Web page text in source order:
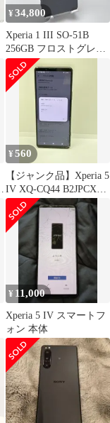
¥34,800
Xperia 1 III SO-51B
256GB フロストグレイ
Docomo版 Bランク 本
体 スマホ 中古 アンド
ロイド 送料無料 シムフ
リー android SIMフリー
¥560
【ジャンク品】Xperia 5
IV XQ-CQ44 B2JPCX0
256GB ブラック
¥ 11,000
Xperia 5 IV スマートフ
ォン 本体